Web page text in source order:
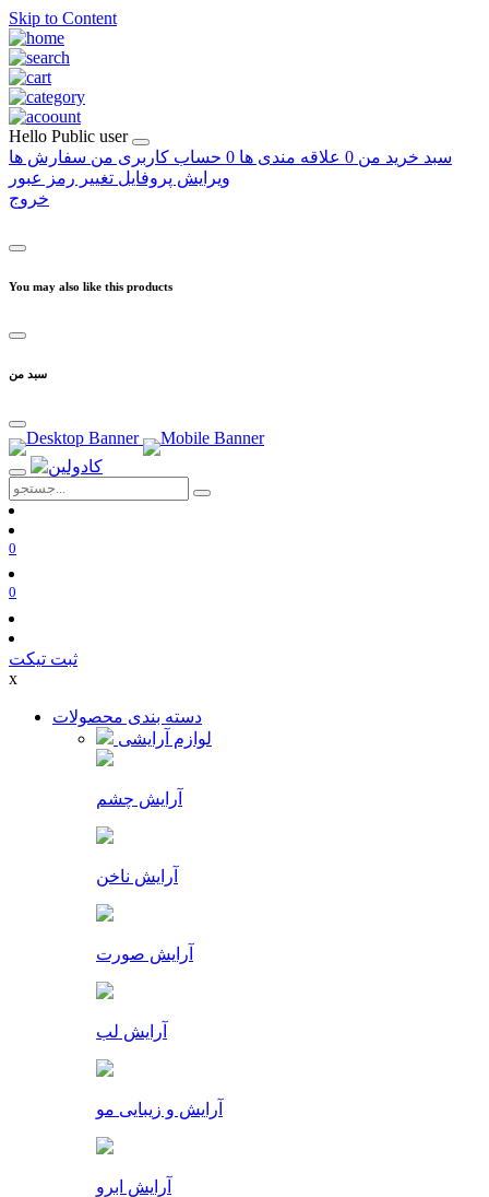
Skip to Content
Hello Public user
سبد خرید من 0 علاقه مندی ها 0 حساب کاربری من سفارش ها
ویرایش پروفایل تغییر رمز عبور
خروج
You may also like this products
سبد من
0
0
ثبت تیکت
x
دسته بندی محصولات
لوازم آرایشی
آرایش چشم
آرایش ناخن
آرایش صورت
آرایش لب
آرایش و زیبایی مو
آرایش ابرو